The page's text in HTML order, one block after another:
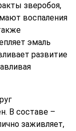
зверобоя,
воспаления
эмаль
развитие
В составе –
заживляет,